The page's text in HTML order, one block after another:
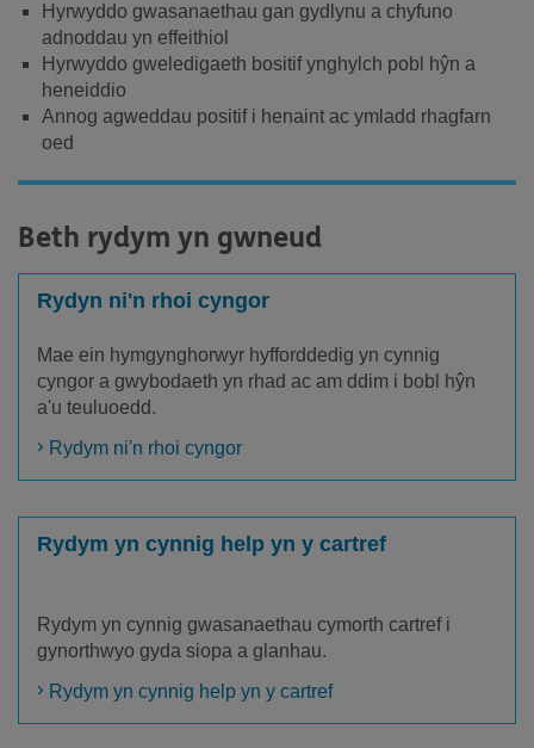
Hyrwyddo gwasanaethau gan gydlynu a chyfuno
adnoddau yn effeithiol
Hyrwyddo gweledigaeth bositif ynghylch pobl hŷn a
heneiddio
Annog agweddau positif i henaint ac ymladd rhagfarn
oed
Beth rydym yn gwneud
Rydyn ni'n rhoi cyngor
Mae ein hymgynghorwyr hyfforddedig yn cynnig
cyngor a gwybodaeth yn rhad ac am ddim i bobl hŷn
a'u teuluoedd.
Rydym ni'n rhoi cyngor
Rydym yn cynnig help yn y cartref
Rydym yn cynnig gwasanaethau cymorth cartref i
gynorthwyo gyda siopa a glanhau.
Rydym yn cynnig help yn y cartref